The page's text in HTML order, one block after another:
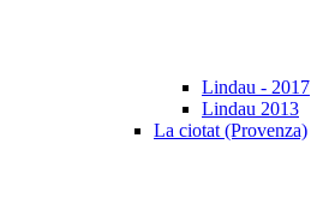
Lindau - 2017
Lindau 2013
La ciotat (Provenza)